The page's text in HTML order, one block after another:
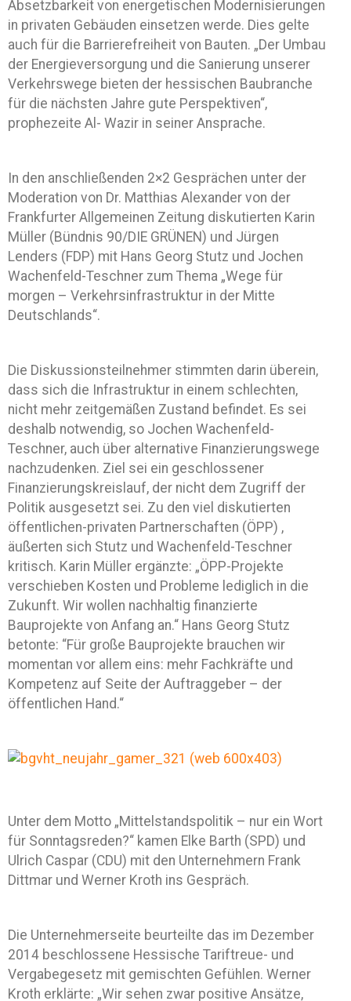
Absetzbarkeit von energetischen Modernisierungen
in privaten Gebäuden einsetzen werde. Dies gelte
auch für die Barrierefreiheit von Bauten. „Der Umbau
der Energieversorgung und die Sanierung unserer
Verkehrswege bieten der hessischen Baubranche
für die nächsten Jahre gute Perspektiven“,
prophezeite Al- Wazir in seiner Ansprache.
In den anschließenden 2×2 Gesprächen unter der
Moderation von Dr. Matthias Alexander von der
Frankfurter Allgemeinen Zeitung diskutierten Karin
Müller (Bündnis 90/DIE GRÜNEN) und Jürgen
Lenders (FDP) mit Hans Georg Stutz und Jochen
Wachenfeld-Teschner zum Thema „Wege für
morgen – Verkehrsinfrastruktur in der Mitte
Deutschlands“.
Die Diskussionsteilnehmer stimmten darin überein,
dass sich die Infrastruktur in einem schlechten,
nicht mehr zeitgemäßen Zustand befindet. Es sei
deshalb notwendig, so Jochen Wachenfeld-
Teschner, auch über alternative Finanzierungswege
nachzudenken. Ziel sei ein geschlossener
Finanzierungskreislauf, der nicht dem Zugriff der
Politik ausgesetzt sei. Zu den viel diskutierten
öffentlichen-privaten Partnerschaften (ÖPP) ,
äußerten sich Stutz und Wachenfeld-Teschner
kritisch. Karin Müller ergänzte: „ÖPP-Projekte
verschieben Kosten und Probleme lediglich in die
Zukunft. Wir wollen nachhaltig finanzierte
Bauprojekte von Anfang an.“ Hans Georg Stutz
betonte: “Für große Bauprojekte brauchen wir
momentan vor allem eins: mehr Fachkräfte und
Kompetenz auf Seite der Auftraggeber – der
öffentlichen Hand.“
Unter dem Motto „Mittelstandspolitik – nur ein Wort
für Sonntagsreden?“ kamen Elke Barth (SPD) und
Ulrich Caspar (CDU) mit den Unternehmern Frank
Dittmar und Werner Kroth ins Gespräch.
Die Unternehmerseite beurteilte das im Dezember
2014 beschlossene Hessische Tariftreue- und
Vergabegesetz mit gemischten Gefühlen. Werner
Kroth erklärte: „Wir sehen zwar positive Ansätze,